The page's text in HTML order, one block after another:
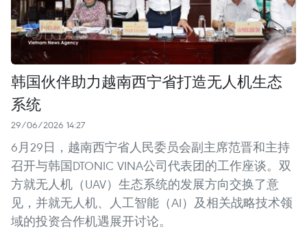
韩国伙伴助力越南西宁省打造无人机生态
系统
29/06/2026 14:27
6月29日，越南西宁省人民委员会副主席范晋和主持
召开与韩国DTONIC VINA公司代表团的工作座谈。双
方就无人机（UAV）生态系统的发展方向交换了意
见，并就无人机、人工智能（AI）及相关战略技术领
域的投资合作机遇展开讨论。